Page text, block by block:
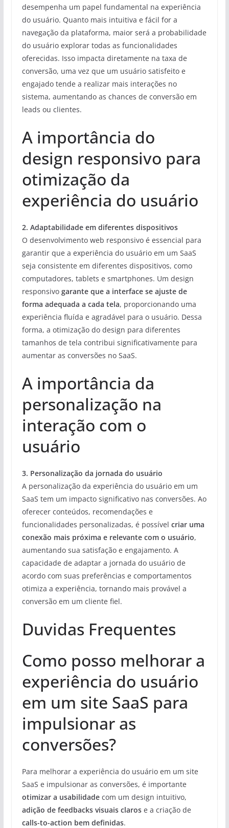
desempenha um papel fundamental na experiência
do usuário. Quanto mais intuitiva e fácil for a
navegação da plataforma, maior será a probabilidade
do usuário explorar todas as funcionalidades
oferecidas. Isso impacta diretamente na taxa de
conversão, uma vez que um usuário satisfeito e
engajado tende a realizar mais interações no
sistema, aumentando as chances de conversão em
leads ou clientes.
A importância do
design responsivo para
otimização da
experiência do usuário
2. Adaptabilidade em diferentes dispositivos
O desenvolvimento web responsivo é essencial para
garantir que a experiência do usuário em um SaaS
seja consistente em diferentes dispositivos, como
computadores, tablets e smartphones. Um design
responsivo garante que a interface se ajuste de
forma adequada a cada tela, proporcionando uma
experiência fluída e agradável para o usuário. Dessa
forma, a otimização do design para diferentes
tamanhos de tela contribui significativamente para
aumentar as conversões no SaaS.
A importância da
personalização na
interação com o
usuário
3. Personalização da jornada do usuário
A personalização da experiência do usuário em um
SaaS tem um impacto significativo nas conversões. Ao
oferecer conteúdos, recomendações e
funcionalidades personalizadas, é possível criar uma
conexão mais próxima e relevante com o usuário,
aumentando sua satisfação e engajamento. A
capacidade de adaptar a jornada do usuário de
acordo com suas preferências e comportamentos
otimiza a experiência, tornando mais provável a
conversão em um cliente fiel.
Duvidas Frequentes
Como posso melhorar a
experiência do usuário
em um site SaaS para
impulsionar as
conversões?
Para melhorar a experiência do usuário em um site
SaaS e impulsionar as conversões, é importante
otimizar a usabilidadecom um design intuitivo,
adição de feedbacks visuais clarose a criação de
calls-to-action bem definidas.